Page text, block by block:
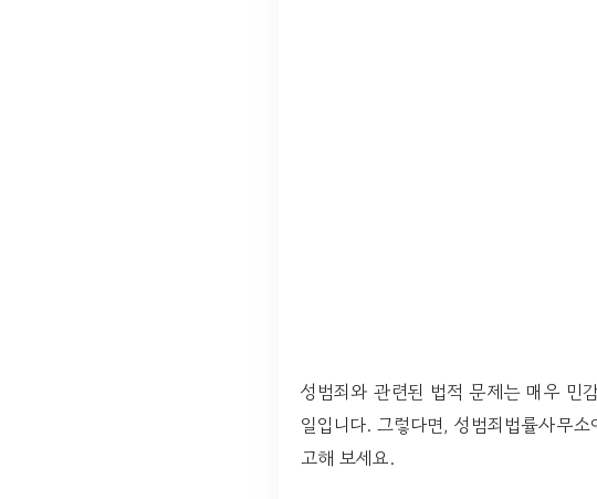
성범죄와 관련된 법적 문제는 매우 민
일입니다. 그렇다면, 성범죄법률사무
고해 보세요.